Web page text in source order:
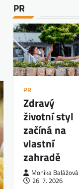
PR
PR
Zdravý
životní styl
začíná na
vlastní
zahradě
Monika Balážová
26. 7. 2026